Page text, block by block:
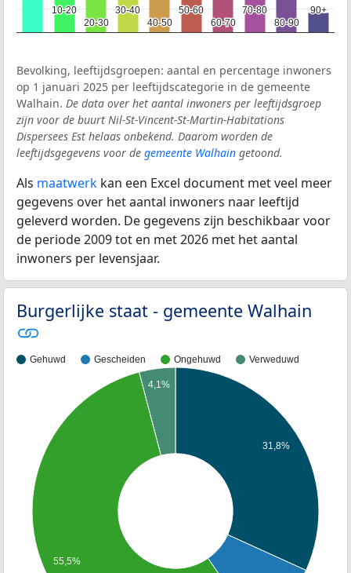
10-20
10-20
20-30
20-30
30-40
30-40
40-50
40-50
50-60
50-60
60-70
60-70
70-80
70-80
80-90
80-90
90+
90+
Bevolking, leeftijdsgroepen: aantal en percentage inwoners
op 1 januari 2025 per leeftijdscategorie in de gemeente
Walhain. De data over het aantal inwoners per leeftijdsgroep
zijn voor de buurt Nil-St-Vincent-St-Martin-Habitations
Dispersees Est helaas onbekend. Daarom worden de
leeftijdsgegevens voor de gemeente Walhain getoond.
Als maatwerk kan een Excel document met veel meer
gegevens over het aantal inwoners naar leeftijd
geleverd worden. De gegevens zijn beschikbaar voor
de periode 2009 tot en met 2026 met het aantal
inwoners per levensjaar.
Burgerlijke staat - gemeente Walhain
Gehuwd Gescheiden Ongehuwd Verweduwd
31,8%
4,1%
55,5%